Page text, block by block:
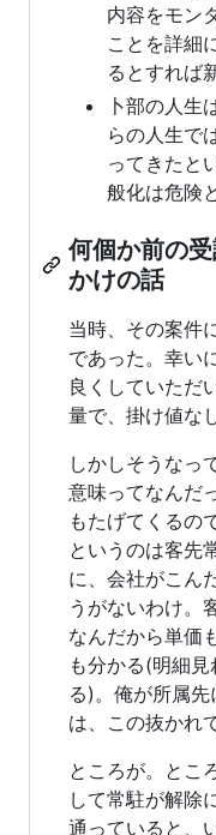
内容をモン
ことを詳細
るとすれば
卜部の人生
らの人生で
ってきたと
般化は危険
何個か前の
かけの話
当時、その案件
であった。幸い
良くしていただ
量で、掛け値な
しかしそうなっ
意味ってなんだ
もたげてくるの
というのは客先
に、会社がこん
うがないわけ。
なんだから単価
も分かる(明細
る)。俺が所属
は、この抜かれ
ところが。とこ
して常駐が解除
通っていると、